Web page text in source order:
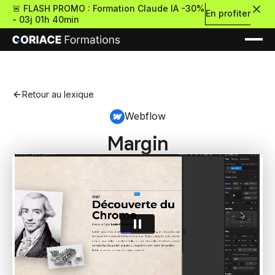
🚨 FLASH PROMO : Formation Claude IA -30%
- 03j 01h 40min
En profiter
Ressources Premium
Formations
Pour découvrir le no-
À propos
Retour au lexique
Webflow
Margin